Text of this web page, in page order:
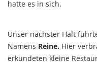
hatte es in sich.
Unser nächster Halt
Namens Reine. Hier
erkundeten kleine